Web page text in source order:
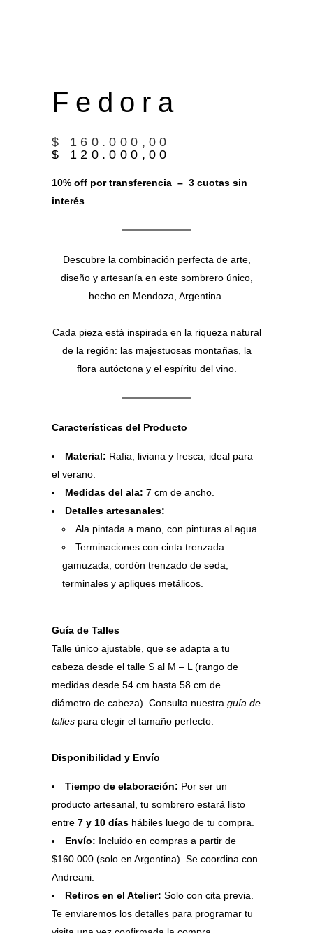
F e d o r a
$160.000,00
$
120.000,00
10% off por transferencia – 3 cuotas sin
interés
Descubre la combinación perfecta de arte,
diseño y artesanía en este sombrero único,
hecho en Mendoza, Argentina.
Cada pieza está inspirada en la riqueza natural
de la región: las majestuosas montañas, la
flora autóctona y el espíritu del vino.
Características del Producto
Material: Rafia, liviana y fresca, ideal para
el verano.
Medidas del ala: 7 cm de ancho.
Detalles artesanales:
Ala pintada a mano, con pinturas al agua.
Terminaciones con cinta trenzada
gamuzada, cordón trenzado de seda,
terminales y apliques metálicos.
Guía de Talles
Talle único ajustable, que se adapta a tu
cabeza desde el talle S al M – L (rango de
medidas desde 54 cm hasta 58 cm de
diámetro de cabeza). Consulta nuestra guía de
talles para elegir el tamaño perfecto.
Disponibilidad y Envío
Tiempo de elaboración: Por ser un
producto artesanal, tu sombrero estará listo
entre 7 y 10 días hábiles luego de tu compra.
Envío: Incluido en compras a partir de
$160.000 (solo en Argentina). Se coordina con
Andreani.
Retiros en el Atelier: Solo con cita previa.
Te enviaremos los detalles para programar tu